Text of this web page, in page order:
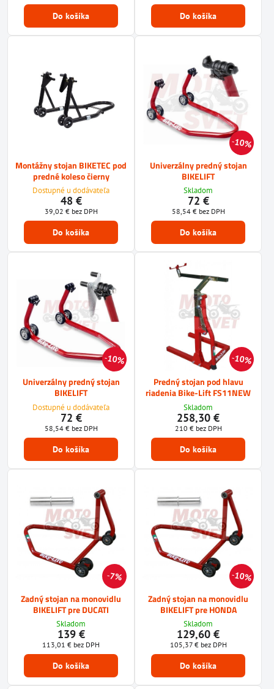
Do košíka Do košíka
Montážny stojan BIKETEC pod
predné koleso čierny
Dostupné u dodávateľa
48 €
39,02 € bez DPH
Do košíka
10%
Univerzálny predný stojan
BIKELIFT
Skladom
72 €
58,54 € bez DPH
Do košíka
10%
Univerzálny predný stojan
BIKELIFT
Dostupné u dodávateľa
72 €
58,54 € bez DPH
Do košíka
10%
Predný stojan pod hlavu
riadenia Bike-Lift FS11NEW
Skladom
258,30 €
210 € bez DPH
Do košíka
7%
Zadný stojan na monovidlu
BIKELIFT pre DUCATI
Skladom
139 €
113,01 € bez DPH
Do košíka
10%
Zadný stojan na monovidlu
BIKELIFT pre HONDA
Skladom
129,60 €
105,37 € bez DPH
Do košíka